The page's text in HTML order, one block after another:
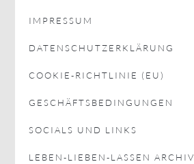
IMPRESSUM
DATENSCHUTZERKLÄRUNG
COOKIE-RICHTLINIE (EU)
GESCHÄFTSBEDINGUNGEN
SOCIALS UND LINKS
LEBEN-LIEBEN-LASSEN ARCHIV